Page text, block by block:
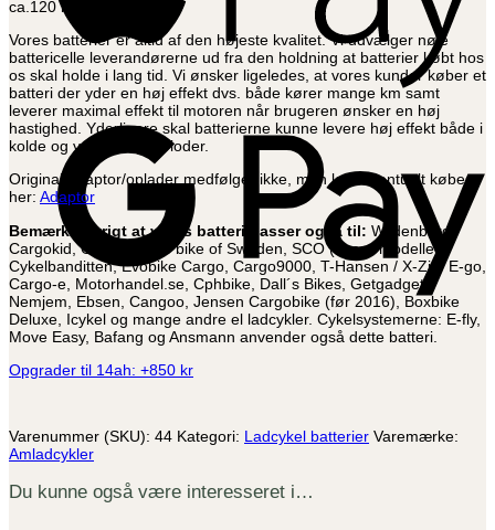
ca.120 km.
Vores batterier er altid af den højeste kvalitet. Vi udvælger nøje
battericelle leverandørerne ud fra den holdning at batterier købt hos
os skal holde i lang tid. Vi ønsker ligeledes, at vores kunder køber et
batteri der yder en høj effekt dvs. både kører mange km samt
leverer maximal effekt til motoren når brugeren ønsker en høj
hastighed. Yderligere skal batterierne kunne levere høj effekt både i
kolde og varme vejrperioder.
Original adaptor/oplader medfølger ikke, men kan eventuelt købes
her: Adaptor
Bemærk i øvrigt at vores batteri passer også til: Wildenburg,
Cargokid, Orion, Cargo bike of Sweden, SCO (nyere modeller),
Cykelbanditten, Evobike Cargo, Cargo9000, T-Hansen / X-Zite E-go,
Cargo-e, Motorhandel.se, Cphbike, Dall´s Bikes, Getgadget,
Nemjem, Ebsen, Cangoo, Jensen Cargobike (før 2016), Boxbike
Deluxe, Icykel og mange andre el ladcykler. Cykelsystemerne: E-fly,
Move Easy, Bafang og Ansmann anvender også dette batteri.
Opgrader til 14ah: +850 kr
Varenummer (SKU): 44 Kategori: Ladcykel batterier Varemærke:
Amladcykler
Du kunne også være interesseret i…